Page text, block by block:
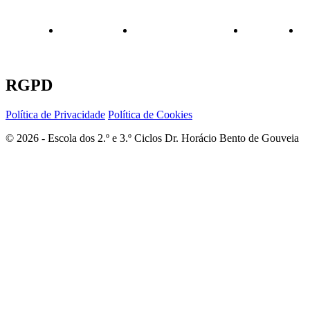
RGPD
Política de Privacidade Política de Cookies
© 2026 - Escola dos 2.º e 3.º Ciclos Dr. Horácio Bento de Gouveia